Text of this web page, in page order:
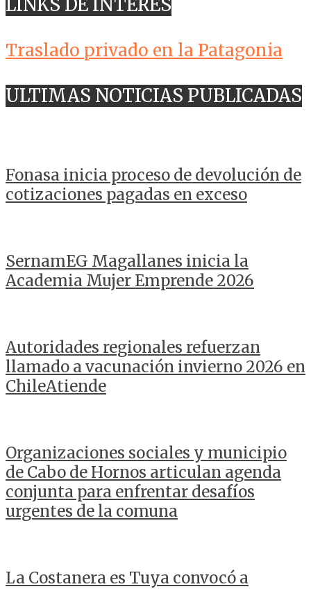
LINKS DE INTERES
Traslado privado en la Patagonia
ULTIMAS NOTICIAS PUBLICADAS
Fonasa inicia proceso de devolución de
cotizaciones pagadas en exceso
SernamEG Magallanes inicia la
Academia Mujer Emprende 2026
Autoridades regionales refuerzan
llamado a vacunación invierno 2026 en
ChileAtiende
Organizaciones sociales y municipio
de Cabo de Hornos articulan agenda
conjunta para enfrentar desafíos
urgentes de la comuna
La Costanera es Tuya convocó a